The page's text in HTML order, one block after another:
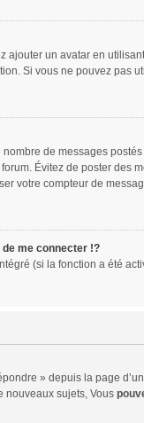
un avatar en
Si vous ne pouvez pas
de messages
Évitez de poster
votre compteur de
me connecter !?
(si la fonction a été
» depuis la page
nouveaux sujets, Vous